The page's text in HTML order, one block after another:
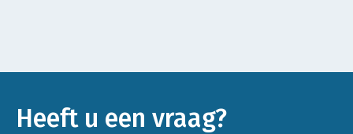
Heeft u een vraag?